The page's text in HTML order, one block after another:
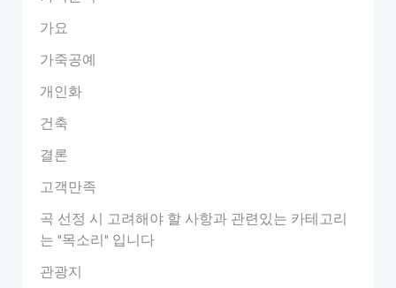
가요
가죽공예
개인화
건축
결론
고객만족
곡 선정 시 고려해야 할 사항과 관련있는 카테고리
는 "목소리" 입니다
관광지